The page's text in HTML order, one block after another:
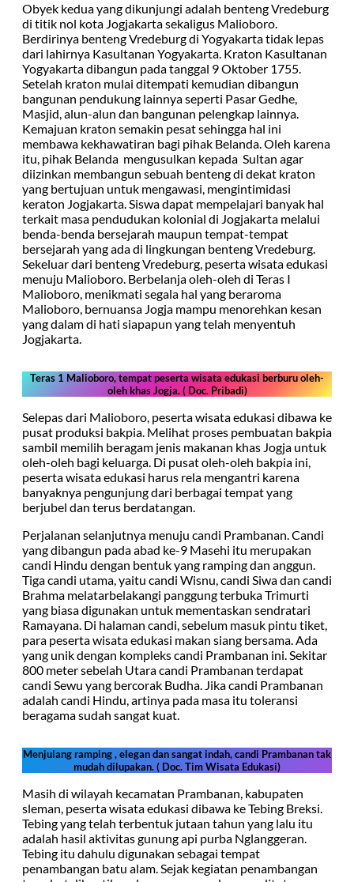
Obyek kedua yang dikunjungi adalah benteng Vredeburg
di titik nol kota Jogjakarta sekaligus Malioboro.
Berdirinya benteng Vredeburg di Yogyakarta tidak lepas
dari lahirnya Kasultanan Yogyakarta. Kraton Kasultanan
Yogyakarta dibangun pada tanggal 9 Oktober 1755.
Setelah kraton mulai ditempati kemudian dibangun
bangunan pendukung lainnya seperti Pasar Gedhe,
Masjid, alun-alun dan bangunan pelengkap lainnya.
Kemajuan kraton semakin pesat sehingga hal ini
membawa kekhawatiran bagi pihak Belanda. Oleh karena
itu, pihak Belanda mengusulkan kepada Sultan agar
diizinkan membangun sebuah benteng di dekat kraton
yang bertujuan untuk mengawasi, mengintimidasi
keraton Jogjakarta. Siswa dapat mempelajari banyak hal
terkait masa pendudukan kolonial di Jogjakarta melalui
benda-benda bersejarah maupun tempat-tempat
bersejarah yang ada di lingkungan benteng Vredeburg.
Sekeluar dari benteng Vredeburg, peserta wisata edukasi
menuju Malioboro. Berbelanja oleh-oleh di Teras I
Malioboro, menikmati segala hal yang beraroma
Malioboro, bernuansa Jogja mampu menorehkan kesan
yang dalam di hati siapapun yang telah menyentuh
Jogjakarta.
Teras 1 Malioboro, tempat peserta wisata edukasi berburu oleh-
oleh khas Jogja. ( Doc. Pribadi)
Selepas dari Malioboro, peserta wisata edukasi dibawa ke
pusat produksi bakpia. Melihat proses pembuatan bakpia
sambil memilih beragam jenis makanan khas Jogja untuk
oleh-oleh bagi keluarga. Di pusat oleh-oleh bakpia ini,
peserta wisata edukasi harus rela mengantri karena
banyaknya pengunjung dari berbagai tempat yang
berjubel dan terus berdatangan.
Perjalanan selanjutnya menuju candi Prambanan. Candi
yang dibangun pada abad ke-9 Masehi itu merupakan
candi Hindu dengan bentuk yang ramping dan anggun.
Tiga candi utama, yaitu candi Wisnu, candi Siwa dan candi
Brahma melatarbelakangi panggung terbuka Trimurti
yang biasa digunakan untuk mementaskan sendratari
Ramayana. Di halaman candi, sebelum masuk pintu tiket,
para peserta wisata edukasi makan siang bersama. Ada
yang unik dengan kompleks candi Prambanan ini. Sekitar
800 meter sebelah Utara candi Prambanan terdapat
candi Sewu yang bercorak Budha. Jika candi Prambanan
adalah candi Hindu, artinya pada masa itu toleransi
beragama sudah sangat kuat.
Menjulang ramping , elegan dan sangat indah, candi Prambanan tak
mudah dilupakan. ( Doc. Tim Wisata Edukasi)
Masih di wilayah kecamatan Prambanan, kabupaten
sleman, peserta wisata edukasi dibawa ke Tebing Breksi.
Tebing yang telah terbentuk jutaan tahun yang lalu itu
adalah hasil aktivitas gunung api purba Nglanggeran.
Tebing itu dahulu digunakan sebagai tempat
penambangan batu alam. Sejak kegiatan penambangan